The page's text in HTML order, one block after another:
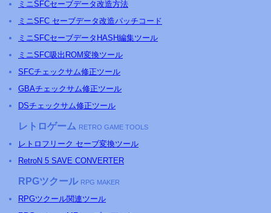
ミニSFCセーブデータ改造方法
ミニSFC セーブデータ改造パッチコード
ミニSFCセーブデータHASH編集ツール
ミニSFC吸出ROM変換ツール
SFCチェックサム修正ツール
GBAチェックサム修正ツール
DSチェックサム修正ツール
レトロゲーム RETRO GAME TOOLS
レトロフリーク セーブ変換ツール
RetroN 5 SAVE CONVERTER
RPGツクール RPG MAKER
RPGツクール関連ツール